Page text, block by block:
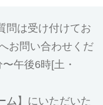
問は受け付けてお
お問い合わせくだ
午後6時[土・
ム 】にいただいた